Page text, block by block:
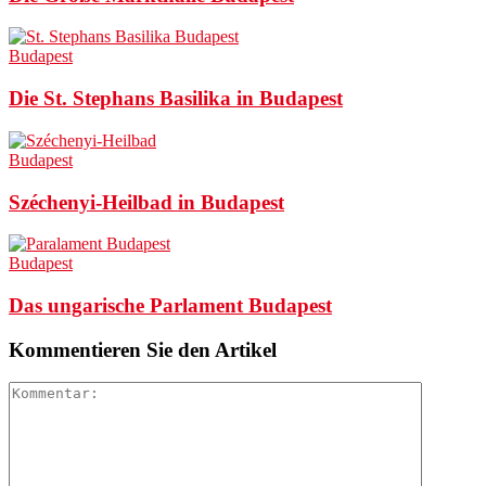
Budapest
Die St. Stephans Basilika in Budapest
Budapest
Széchenyi-Heilbad in Budapest
Budapest
Das ungarische Parlament Budapest
Kommentieren Sie den Artikel